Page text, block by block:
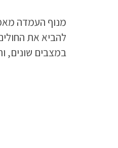
מנוף העמדה
להביא את
במצבים שונים,
לחולים בעלי